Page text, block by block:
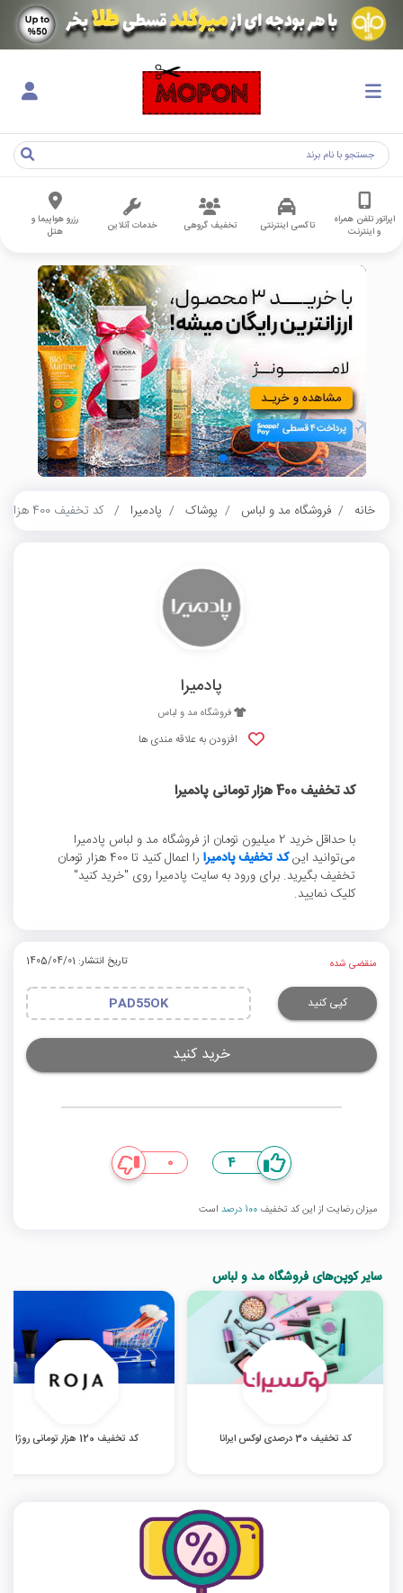
اپراتور تلفن همراه
و اینترنت
تاکسی اینترنتی تخفیف گروهی خدمات آنلاین
رزرو هواپیما و
هتل
خانه فروشگاه مد و لباس پوشاک پادمیرا کد تخفیف 400 هزار تومانی پادمیرا
پادمیرا
فروشگاه مد و لباس
افزودن به علاقه مندی ها
کد تخفیف 400 هزار تومانی پادمیرا
با حداقل خرید 2 میلیون تومان از فروشگاه مد و لباس پادمیرا
می‌توانید اینکد تخفیف پادمیرا
را اعمال کنید تا 400 هزار تومان
تخفیف بگیرید. برای ورود به سایت پادمیرا روی "خرید کنید"
کلیک نمایید.
منقضی شده تاریخ انتشار: 1405/04/01
کپی کنید PAD55OK
خرید کنید
4
0
میزان رضایت از این کد تخفیف 100 درصد است
سایر کوپن‌های فروشگاه مد و لباس
کد تخفیف 30 درصدی لوکس ایرانا کد تخفیف 120 هزار تومانی روژا